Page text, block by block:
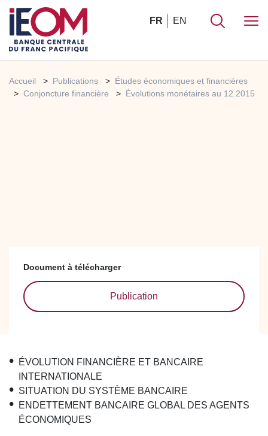
FR EN
Accueil Publications
Études économiques et financières
Conjoncture financière
Évolutions monétaires au 12.2015
Document à télécharger
Publication
ÉVOLUTION FINANCIÈRE ET BANCAIRE
INTERNATIONALE
SITUATION DU SYSTÈME BANCAIRE
ENDETTEMENT BANCAIRE GLOBAL DES AGENTS
ÉCONOMIQUES